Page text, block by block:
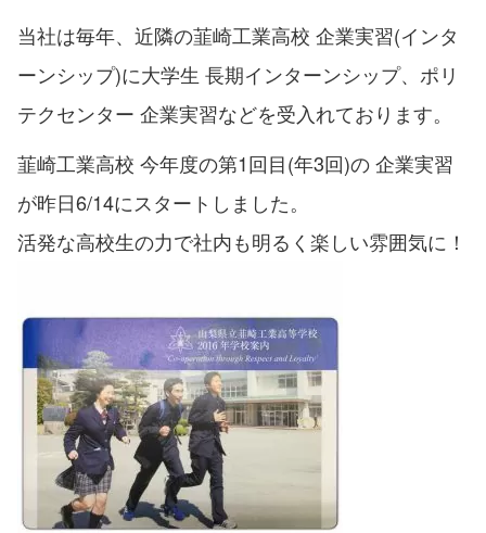
当社は毎年、近隣の韮崎工業高校 企業実習(インタ
ーンシップ)に大学生 長期インターンシップ、ポリ
テクセンター 企業実習などを受入れております。
韮崎工業高校 今年度の第1回目(年3回)の 企業実習
が昨日6/14にスタートしました。
活発な高校生の力で社内も明るく楽しい雰囲気に！